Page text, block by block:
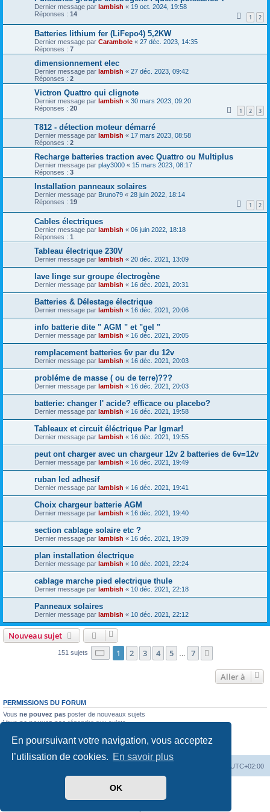
En poursuivant votre navigation, vous acceptez
l’utilisation de cookies. En savoir plus
OK
Dernier message par lambish « 19 oct. 2024, 19:58
Réponses : 14 1 2
Batteries lithium fer (LiFepo4) 5,2KW
Dernier message par Carambole « 27 déc. 2023, 14:35
Réponses : 7
dimensionnement elec
Dernier message par lambish « 27 déc. 2023, 09:42
Réponses : 2
Victron Quattro qui clignote
Dernier message par lambish « 30 mars 2023, 09:20
Réponses : 20 1 2 3
T812 - détection moteur démarré
Dernier message par lambish « 17 mars 2023, 08:58
Réponses : 2
Recharge batteries traction avec Quattro ou Multiplus
Dernier message par play3000 « 15 mars 2023, 08:17
Réponses : 3
Installation panneaux solaires
Dernier message par Bruno79 « 28 juin 2022, 18:14
Réponses : 19 1 2
Cables électriques
Dernier message par lambish « 06 juin 2022, 18:18
Réponses : 1
Tableau électrique 230V
Dernier message par lambish « 20 déc. 2021, 13:09
lave linge sur groupe électrogène
Dernier message par lambish « 16 déc. 2021, 20:31
Batteries & Délestage électrique
Dernier message par lambish « 16 déc. 2021, 20:06
info batterie dite " AGM " et "gel "
Dernier message par lambish « 16 déc. 2021, 20:05
remplacement batteries 6v par du 12v
Dernier message par lambish « 16 déc. 2021, 20:03
probléme de masse ( ou de terre)???
Dernier message par lambish « 16 déc. 2021, 20:03
batterie: changer l' acide? efficace ou placebo?
Dernier message par lambish « 16 déc. 2021, 19:58
Tableaux et circuit éléctrique Par Igmar!
Dernier message par lambish « 16 déc. 2021, 19:55
peut ont charger avec un chargeur 12v 2 batteries de 6v=12v
Dernier message par lambish « 16 déc. 2021, 19:49
ruban led adhesif
Dernier message par lambish « 16 déc. 2021, 19:41
Choix chargeur batterie AGM
Dernier message par lambish « 16 déc. 2021, 19:40
section cablage solaire etc ?
Dernier message par lambish « 16 déc. 2021, 19:39
plan installation électrique
Dernier message par lambish « 10 déc. 2021, 22:24
cablage marche pied electrique thule
Dernier message par lambish « 10 déc. 2021, 22:18
Panneaux solaires
Dernier message par lambish « 10 déc. 2021, 22:12
Nouveau sujet
151 sujets Page 1sur7
1 2 3 4 5 7
Aller à
PERMISSIONS DU FORUM
Vous ne pouvez pas poster de nouveaux sujets
Vousne pouvez pasrépondre aux sujets
Vousne pouvez passupprimer vos messages
ne pouvez pas joindre des fichiers
UTC+02:00
phpBB ® Forum Software © phpBB Limited
Traduit parphpBB-fr.com